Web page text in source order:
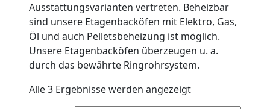
Ausstattungsvarianten vertreten. Beheizbar
sind unsere Etagenbacköfen mit Elektro, Gas,
Öl und auch Pelletsbeheizung ist möglich.
Unsere Etagenbacköfen überzeugen u. a.
durch das bewährte Ringrohrsystem.
Alle 3 Ergebnisse werden angezeigt